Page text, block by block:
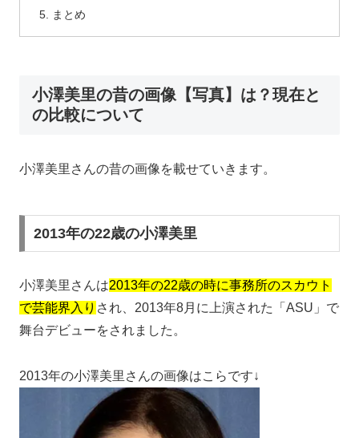
まとめ
小澤美里の昔の画像【写真】は？現在と
の比較について
小澤美里さんの昔の画像を載せていきます。
2013年の22歳の小澤美里
小澤美里さんは2013年の22歳の時に事務所のスカウト
で芸能界入り され、2013年8月に上演された「ASU」で
舞台デビューをされました。
2013年の小澤美里さんの画像はこらです↓